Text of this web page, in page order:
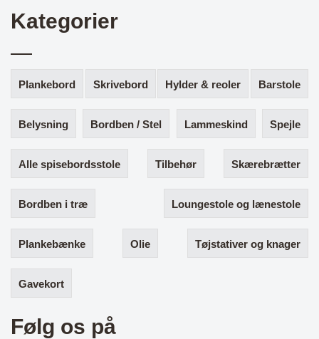
Kategorier
Plankebord Skrivebord Hylder & reoler Barstole
Belysning Bordben / Stel Lammeskind Spejle
Alle spisebordsstole Tilbehør Skærebrætter
Bordben i træ Loungestole og lænestole
Plankebænke Olie Tøjstativer og knager
Gavekort
Følg os på